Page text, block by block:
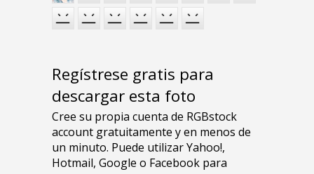
Regístrese gratis para
descargar esta foto